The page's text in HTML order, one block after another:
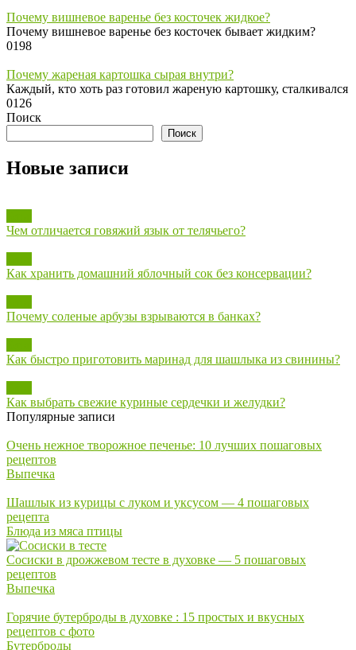
Почему вишневое варенье без косточек жидкое?
Почему вишневое варенье без косточек бывает жидким?
0198
Почему жареная картошка сырая внутри?
Каждый, кто хоть раз готовил жареную картошку, сталкивался
0126
Поиск
Поиск
Новые записи
Чем отличается говяжий язык от телячьего?
Как хранить домашний яблочный сок без консервации?
Почему соленые арбузы взрываются в банках?
Как быстро приготовить маринад для шашлыка из свинины?
Как выбрать свежие куриные сердечки и желудки?
Популярные записи
Очень нежное творожное печенье: 10 лучших пошаговых
рецептов
Выпечка
Шашлык из курицы с луком и уксусом — 4 пошаговых
рецепта
Блюда из мяса птицы
Сосиски в дрожжевом тесте в духовке — 5 пошаговых
рецептов
Выпечка
Горячие бутерброды в духовке : 15 простых и вкусных
рецептов с фото
Бутерброды